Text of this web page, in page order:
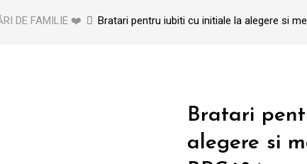
DE FAMILIE ❤️ Bratari pentru iubiti cu initiale la alegere si
Bratari
alegere si